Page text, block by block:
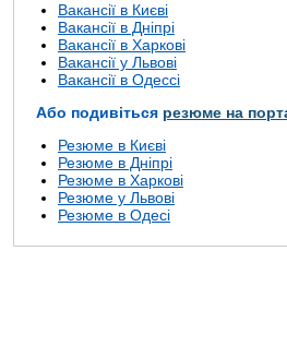
Вакансії в Києві
Вакансії в Дніпрі
Вакансії в Харкові
Вакансії у Львові
Вакансії в Одессі
Або подивіться резюме на
Резюме в Києві
Резюме в Дніпрі
Резюме в Харкові
Резюме у Львові
Резюме в Одесі